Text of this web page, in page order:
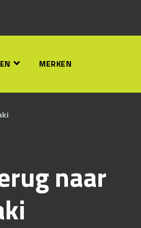
MERKEN
naar